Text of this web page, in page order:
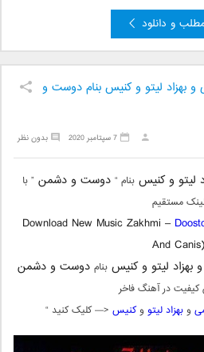
و دانلود
بهزاد لیتو و کنیس بنام دوست و
بدون نظر 7 سپتامبر 2020
لیتو و کنیسبنام “ دوست و دشمن” با
مستقیم
Download New Music Zakhmi –
And Canis)
بهزاد لیتو و کنیسبنام دوست و دشمن
کیفیت در آهنگ فاخر
وبهزاد لیتو وکنیس <— کلیک کنید “